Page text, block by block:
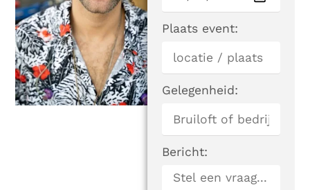
Plaats event:
Gelegenheid:
Bericht: